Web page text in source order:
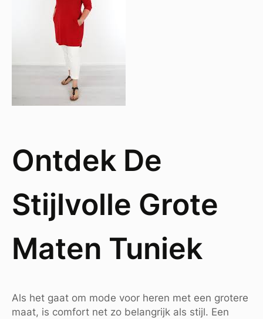
Ontdek De
Stijlvolle Grote
Maten Tuniek
Als het gaat om mode voor heren met een grotere
maat, is comfort net zo belangrijk als stijl. Een